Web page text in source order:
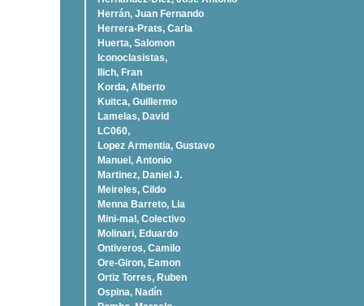
Herrán, Juan Fernando
Herrera-Prats, Carla
Huerta, Salomon
Iconoclasistas,
Ilich, Fran
Korda, Alberto
Kuitca, Guillermo
Lamelas, David
LC060,
Lopez Armentia, Gustavo
Manuel, Antonio
Martinez, Daniel J.
Meireles, Cildo
Menna Barreto, Lia
Mini-mal, Colectivo
Molinari, Eduardo
Ontiveros, Camilo
Ore-Giron, Eamon
Ortiz Torres, Ruben
Ospina, Nadí­n